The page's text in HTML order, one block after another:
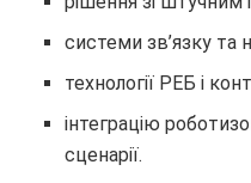
системи зв’язку та
технології РЕБ і
інтеграцію
сценарії.